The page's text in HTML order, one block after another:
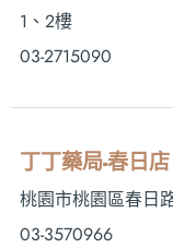
1、2樓
03-2715090
丁丁藥局-春日店
桃園市桃園區春日
03-3570966